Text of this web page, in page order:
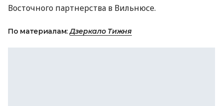
Восточного партнерства в Вильнюсе.
По материалам:Дзеркало Тижня